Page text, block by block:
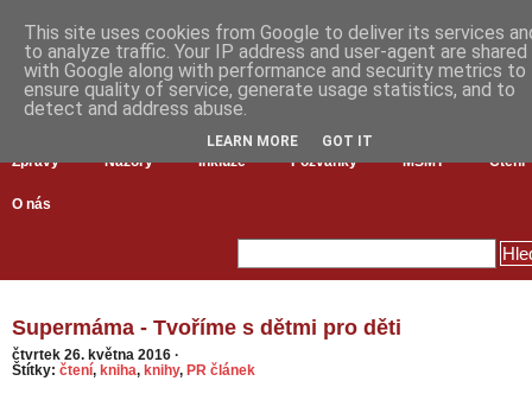
Zprávy Názory Inkluze Pozvánky MŠMT Čtení
O nás
Supermáma - Tvoříme s dětmi pro děti
čtvrtek 26. května 2016 ·
Štítky: čtení, kniha, knihy, PR článek
This site uses cookies from Google to deliver its services
to analyze traffic. Your IP address and user-agent are shared
with Google along with performance and security metrics to
ensure quality of service, generate usage statistics, and to
detect and address abuse.
LEARN MORE GOT IT